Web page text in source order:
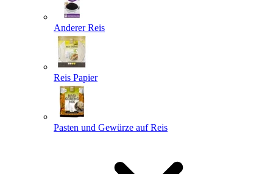
Anderer Reis
Reis Papier
Pasten und Gewürze auf Reis